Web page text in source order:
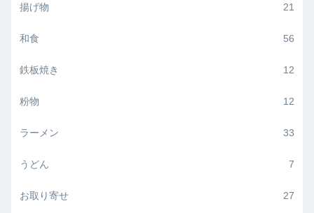
揚げ物 21
和食 56
鉄板焼き 12
粉物 12
ラーメン 33
うどん 7
お取り寄せ 27